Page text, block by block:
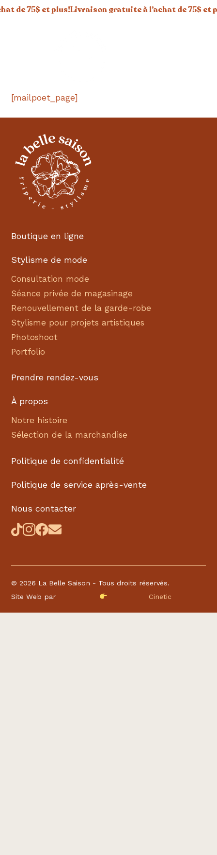
75$ et plus!Livraison gratuite à l’achat de 75$ et plus!
[mailpoet_page]
Boutique en ligne
Stylisme de mode
Consultation mode
Séance privée de magasinage
Renouvellement de la garde-robe
Stylisme pour projets artistiques
Photoshoot
Portfolio
Prendre rendez-vous
À propos
Notre histoire
Sélection de la marchandise
Politique de confidentialité
Politique de service après-vente
Nous contacter
© 2026 La Belle Saison - Tous droits réservés.
Site Web par
Cinetic